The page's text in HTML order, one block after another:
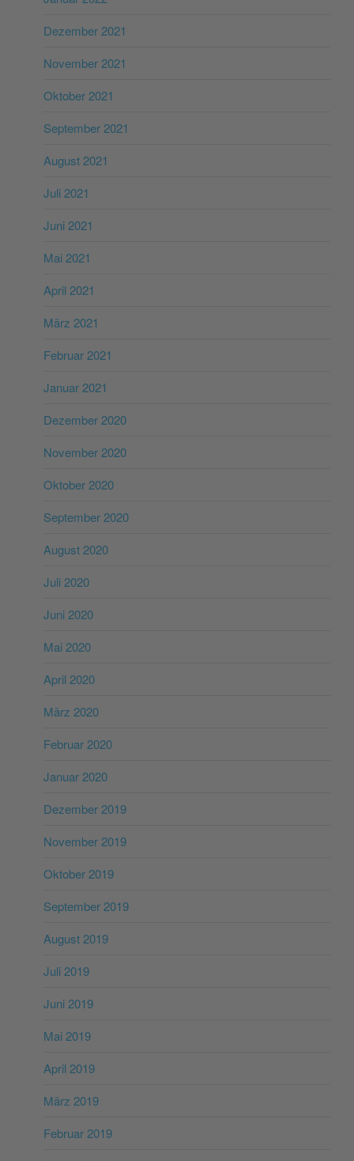
Dezember 2021
November 2021
Oktober 2021
September 2021
August 2021
Juli 2021
Juni 2021
Mai 2021
April 2021
März 2021
Februar 2021
Januar 2021
Dezember 2020
November 2020
Oktober 2020
September 2020
August 2020
Juli 2020
Juni 2020
Mai 2020
April 2020
März 2020
Februar 2020
Januar 2020
Dezember 2019
November 2019
Oktober 2019
September 2019
August 2019
Juli 2019
Juni 2019
Mai 2019
April 2019
März 2019
Februar 2019